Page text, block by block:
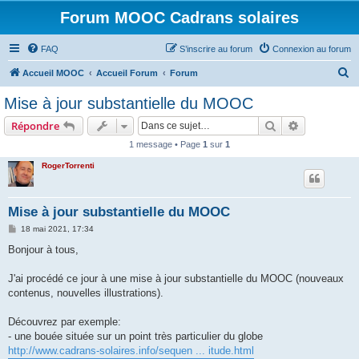
Forum MOOC Cadrans solaires
FAQ Connexion au forum
S’inscrire au forum
Accueil MOOC Accueil Forum Forum
Mise à jour substantielle du MOOC
Répondre Rechercher
1 message • Page 1 sur 1
RogerTorrenti
Mise à jour substantielle du MOOC
M
s
g
18 mai 2021, 17:34
Bonjour à tous,
J'ai procédé ce jour à une mise à jour substantielle du MOOC (nouveaux
contenus, nouvelles illustrations).
Découvrez par exemple:
- une bouée située sur un point très particulier du globe
http://www.cadrans-solaires.info/sequen ... itude.html